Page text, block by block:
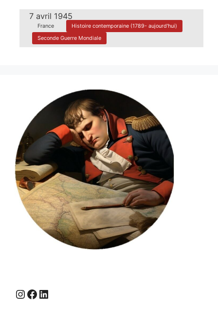
7 avril 1945
France
Histoire contemporaine (1789- aujourd'hui)
Seconde Guerre Mondiale
Instagram
Facebook
LinkedIn